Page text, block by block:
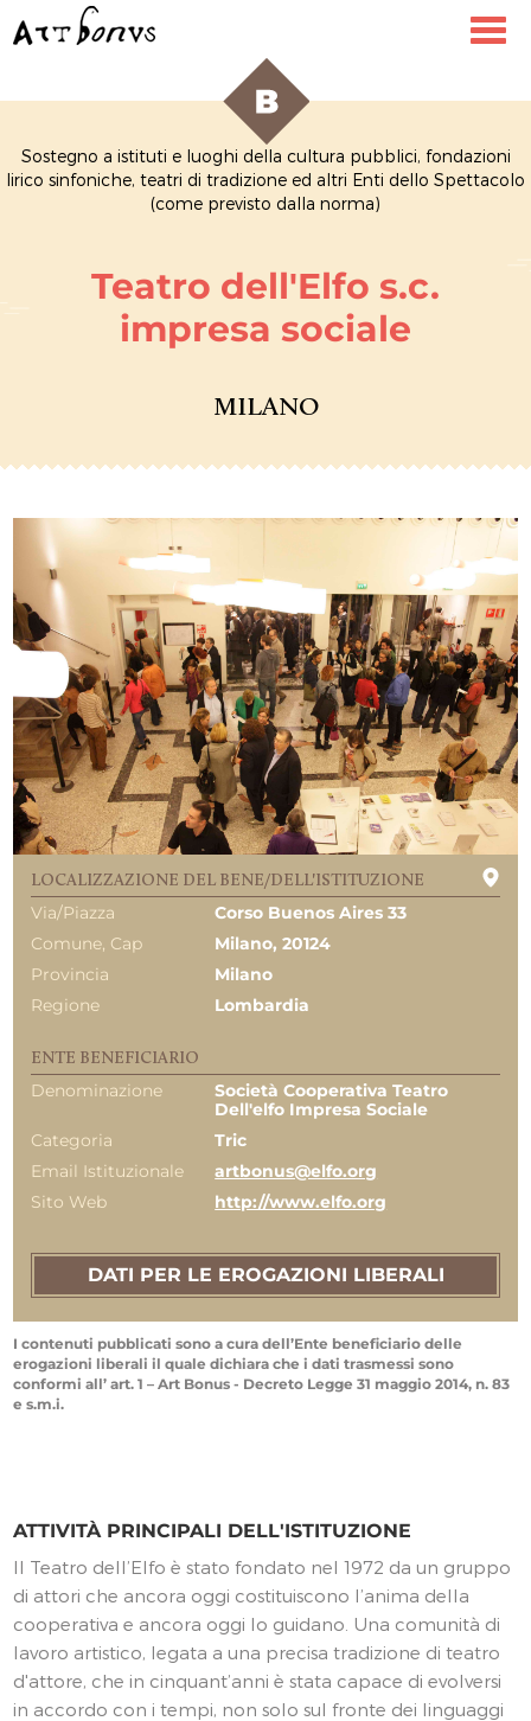
Sostegno a istituti e luoghi della cultura pubblici, fondazioni
lirico sinfoniche, teatri di tradizione ed altri Enti dello Spettacolo
(come previsto dalla norma)
Teatro dell'Elfo s.c.
impresa sociale
MILANO
LOCALIZZAZIONE DEL BENE/DELL'ISTITUZIONE
Via/Piazza
Corso Buenos Aires 33
Comune, Cap
Milano, 20124
Provincia
Milano
Regione
Lombardia
ENTE BENEFICIARIO
Denominazione
Società Cooperativa Teatro
Dell'elfo Impresa Sociale
Categoria
Tric
Email Istituzionale
artbonus@elfo.org
Sito Web
http://www.elfo.org
DATI PER LE EROGAZIONI LIBERALI
I contenuti pubblicati sono a cura dell’Ente beneficiario delle
erogazioni liberali il quale dichiara che i dati trasmessi sono
conformi all’ art. 1 – Art Bonus - Decreto Legge 31 maggio 2014, n. 83
e s.m.i.
ATTIVITÀ PRINCIPALI DELL'ISTITUZIONE
Il Teatro dell’Elfo è stato fondato nel 1972 da un gruppo
di attori che ancora oggi costituiscono l’anima della
cooperativa e ancora oggi lo guidano. Una comunità di
lavoro artistico, legata a una precisa tradizione di teatro
d'attore, che in cinquant’anni è stata capace di evolversi
in accordo con i tempi, non solo sul fronte dei linguaggi